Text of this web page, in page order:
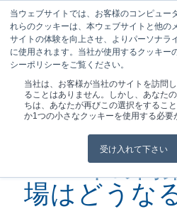
当ウェブサイトでは、お客様のコンピュー
れらのクッキーは、本ウェブサイトと他の
サイトの体験を向上させ、よりパーソナラ
に使用されます。当社が使用するクッキー
シーポリシーをご覧ください。
当社は、お客様が当社のサイトを訪問
ることはありません。しかし、あなた
ちは、あなたが再びこの選択をするこ
か1つの小さなクッキーを使用する必要
受け入れて下さい
現在位置: ホーム / ポッドキャスト / テク
2022年の商
場はどうな